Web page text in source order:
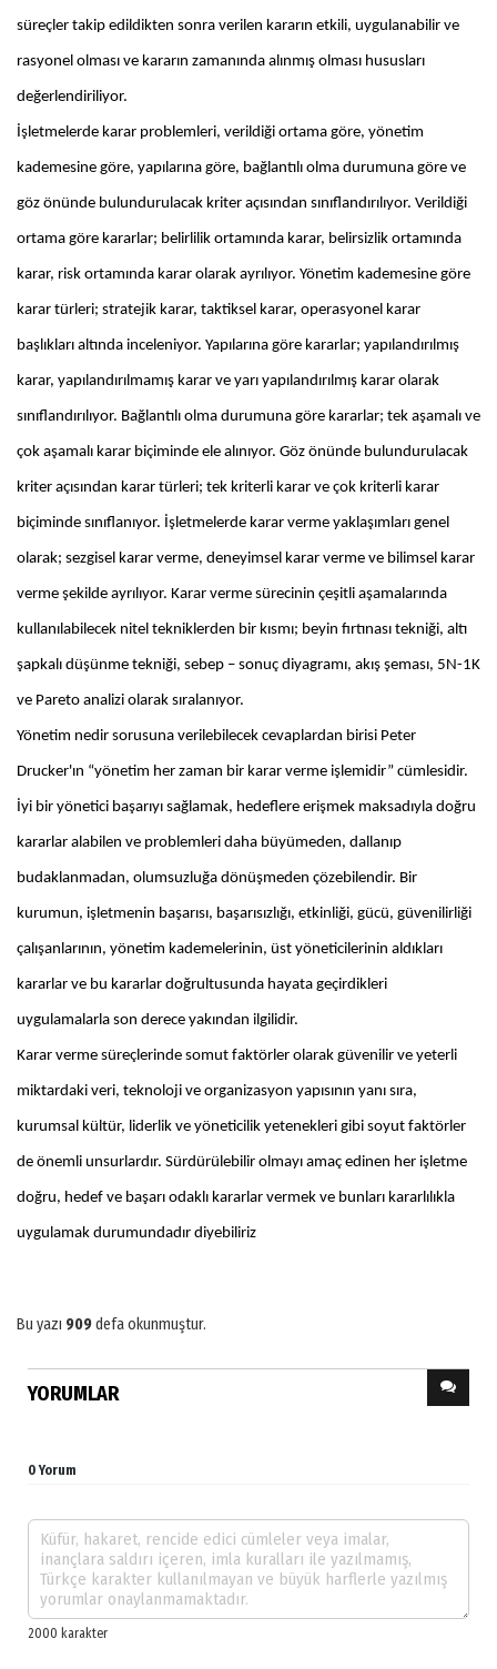
süreçler takip edildikten sonra verilen kararın etkili, uygulanabilir ve
rasyonel olması ve kararın zamanında alınmış olması hususları
değerlendiriliyor.
İşletmelerde karar problemleri, verildiği ortama göre, yönetim
kademesine göre, yapılarına göre, bağlantılı olma durumuna göre ve
göz önünde bulundurulacak kriter açısından sınıflandırılıyor. Verildiği
ortama göre kararlar; belirlilik ortamında karar, belirsizlik ortamında
karar, risk ortamında karar olarak ayrılıyor. Yönetim kademesine göre
karar türleri; stratejik karar, taktiksel karar, operasyonel karar
başlıkları altında inceleniyor. Yapılarına göre kararlar; yapılandırılmış
karar, yapılandırılmamış karar ve yarı yapılandırılmış karar olarak
sınıflandırılıyor. Bağlantılı olma durumuna göre kararlar; tek aşamalı ve
çok aşamalı karar biçiminde ele alınıyor. Göz önünde bulundurulacak
kriter açısından karar türleri; tek kriterli karar ve çok kriterli karar
biçiminde sınıflanıyor. İşletmelerde karar verme yaklaşımları genel
olarak; sezgisel karar verme, deneyimsel karar verme ve bilimsel karar
verme şekilde ayrılıyor. Karar verme sürecinin çeşitli aşamalarında
kullanılabilecek nitel tekniklerden bir kısmı; beyin fırtınası tekniği, altı
şapkalı düşünme tekniği, sebep – sonuç diyagramı, akış şeması, 5N-1K
ve Pareto analizi olarak sıralanıyor.
Yönetim nedir sorusuna verilebilecek cevaplardan birisi Peter
Drucker'ın “yönetim her zaman bir karar verme işlemidir” cümlesidir.
İyi bir yönetici başarıyı sağlamak, hedeflere erişmek maksadıyla doğru
kararlar alabilen ve problemleri daha büyümeden, dallanıp
budaklanmadan, olumsuzluğa dönüşmeden çözebilendir. Bir
kurumun, işletmenin başarısı, başarısızlığı, etkinliği, gücü, güvenilirliği
çalışanlarının, yönetim kademelerinin, üst yöneticilerinin aldıkları
kararlar ve bu kararlar doğrultusunda hayata geçirdikleri
uygulamalarla son derece yakından ilgilidir.
Karar verme süreçlerinde somut faktörler olarak güvenilir ve yeterli
miktardaki veri, teknoloji ve organizasyon yapısının yanı sıra,
kurumsal kültür, liderlik ve yöneticilik yetenekleri gibi soyut faktörler
de önemli unsurlardır. Sürdürülebilir olmayı amaç edinen her işletme
doğru, hedef ve başarı odaklı kararlar vermek ve bunları kararlılıkla
uygulamak durumundadır diyebiliriz
Bu yazı 909defa okunmuştur.
YORUMLAR
0 Yorum